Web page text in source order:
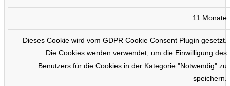
11 Monate
Dieses Cookie wird vom GDPR Cookie Consent Plugin gesetzt.
Die Cookies werden verwendet, um die Einwilligung des
Benutzers für die Cookies in der Kategorie "Notwendig" zu
speichern.